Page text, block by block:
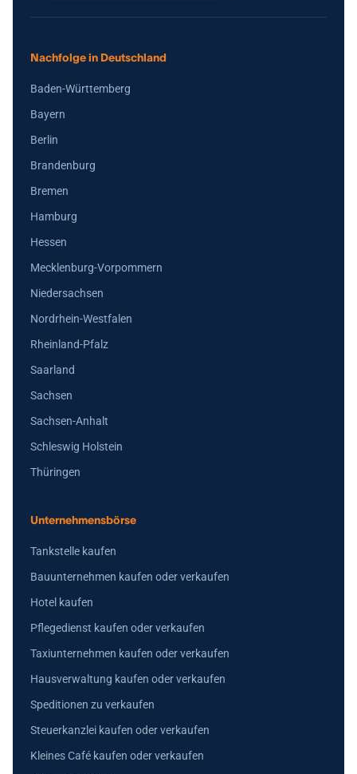
Nachfolge in Deutschland
Baden-Württemberg
Bayern
Berlin
Brandenburg
Bremen
Hamburg
Hessen
Mecklenburg-Vorpommern
Niedersachsen
Nordrhein-Westfalen
Rheinland-Pfalz
Saarland
Sachsen
Sachsen-Anhalt
Schleswig Holstein
Thüringen
Unternehmensbörse
Tankstelle kaufen
Bauunternehmen kaufen oder verkaufen
Hotel kaufen
Pflegedienst kaufen oder verkaufen
Taxiunternehmen kaufen oder verkaufen
Hausverwaltung kaufen oder verkaufen
Speditionen zu verkaufen
Steuerkanzlei kaufen oder verkaufen
Kleines Café kaufen oder verkaufen